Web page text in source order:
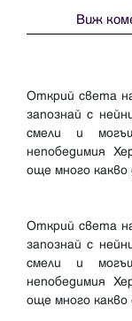
Виж
Открий света
запознай с
смели и
непобедимия
още много
Открий света
запознай с
смели и
непобедимия